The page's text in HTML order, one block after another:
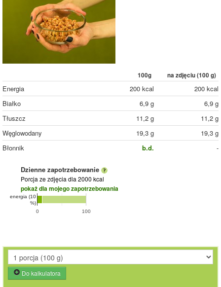
100g na zdjęciu (100 g)
Energia 200 kcal
200 kcal
Białko
6,9 g
6,9 g
Tłuszcz
11,2 g
11,2 g
Węglowodany
19,3 g
19,3 g
Błonnik
b.d. -
Dzienne zapotrzebowanie
Porcja ze zdjęcia dla 2000 kcal
pokaż dla mojego zapotrzebowania
0 100
energia (10
%)
Do kalkulatora